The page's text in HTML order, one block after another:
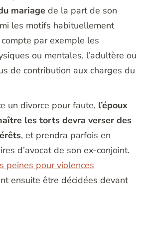
mariage de la part de son
les motifs habituellement
par exemple les
ou mentales, l’adultère ou
de contribution aux charges du
un divorce pour faute, l’époux
les torts devra verser des
, et prendra parfois en
d’avocat de son ex-conjoint.
peines pour violences
ensuite être décidées devant